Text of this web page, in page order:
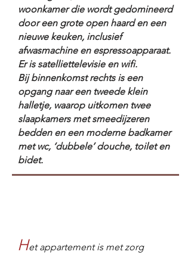
woonkamer die wordt gedomineerd
door een grote open haard en een
nieuwe keuken, inclusief
afwasmachine en espressoapparaat.
Er is satelliettelevisie en wifi.
Bij binnenkomst rechts is een
opgang naar een tweede klein
halletje, waarop uitkomen twee
slaapkamers met smeedijzeren
bedden en een moderne badkamer
met wc, ‘dubbele’ douche, toilet en
bidet.
Het appartement is met zorg